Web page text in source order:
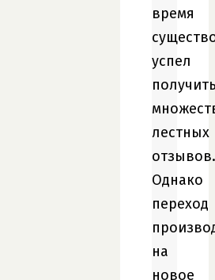
время
успел
лестных
отзывов.
Однако
переход
на
новое